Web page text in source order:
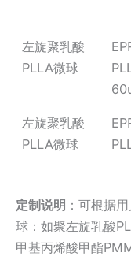
左旋聚乳酸
PLLA微球
左旋聚乳酸
PLLA微球
定制说明 ：可根据
球：如聚左旋乳酸
甲基丙烯酸甲酯